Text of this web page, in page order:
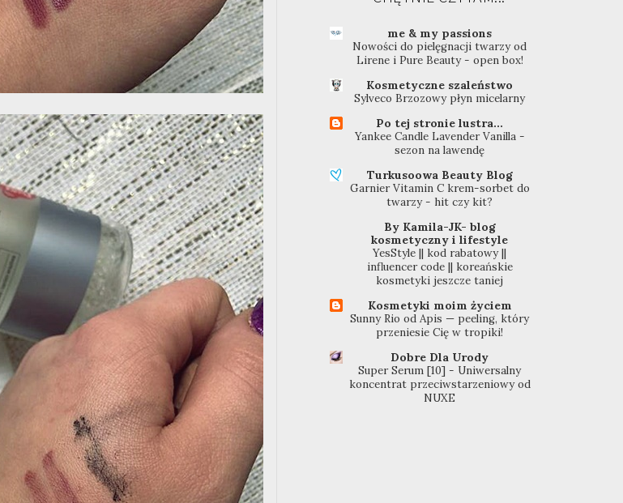
me & my passions
Nowości do pielęgnacji twarzy od
Lirene i Pure Beauty - open box!
Kosmetyczne szaleństwo
Sylveco Brzozowy płyn micelarny
Po tej stronie lustra...
Yankee Candle Lavender Vanilla -
sezon na lawendę
Turkusoowa Beauty Blog
Garnier Vitamin C krem-sorbet do
twarzy - hit czy kit?
By Kamila-JK- blog
kosmetyczny i lifestyle
YesStyle || kod rabatowy ||
influencer code || koreańskie
kosmetyki jeszcze taniej
Kosmetyki moim życiem
Sunny Rio od Apis — peeling, który
przeniesie Cię w tropiki!
Dobre Dla Urody
Super Serum [10] - Uniwersalny
koncentrat przeciwstarzeniowy od
NUXE